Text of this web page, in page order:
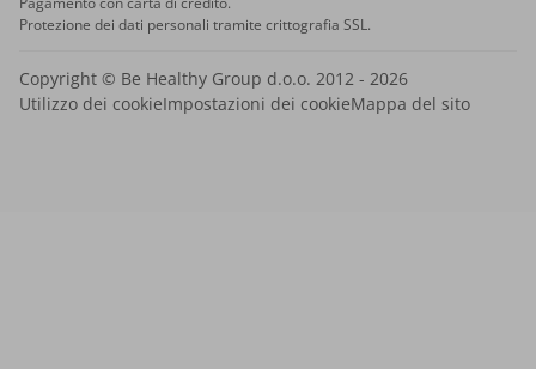
Protezione dei dati personali tramite crittografia SSL.
Copyright © Be Healthy Group d.o.o. 2012 - 2026
Utilizzo dei cookieImpostazioni dei cookieMappa del sito